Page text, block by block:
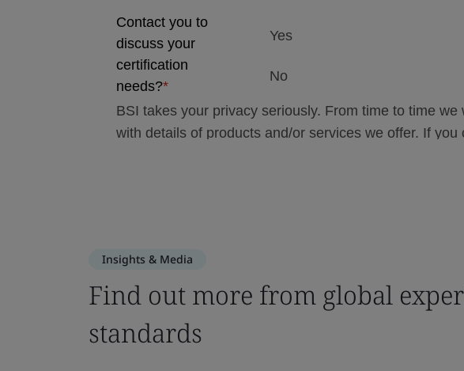
Insights & Media
Find out more from global
standards